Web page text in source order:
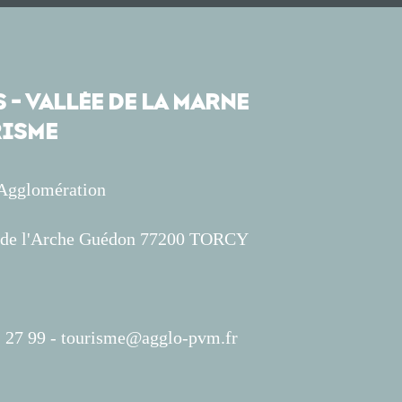
- VALLÉE DE LA MARNE
l'Arche Guédon 77200 TORCY
27 99 - tourisme@agglo-pvm.fr